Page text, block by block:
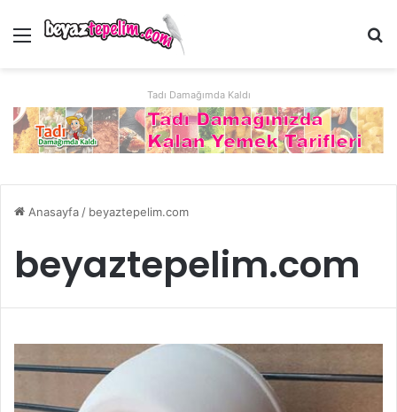
Menü
Tadı Damağımda Kaldı
Anasayfa / beyaztepelim.com
beyaztepelim.com